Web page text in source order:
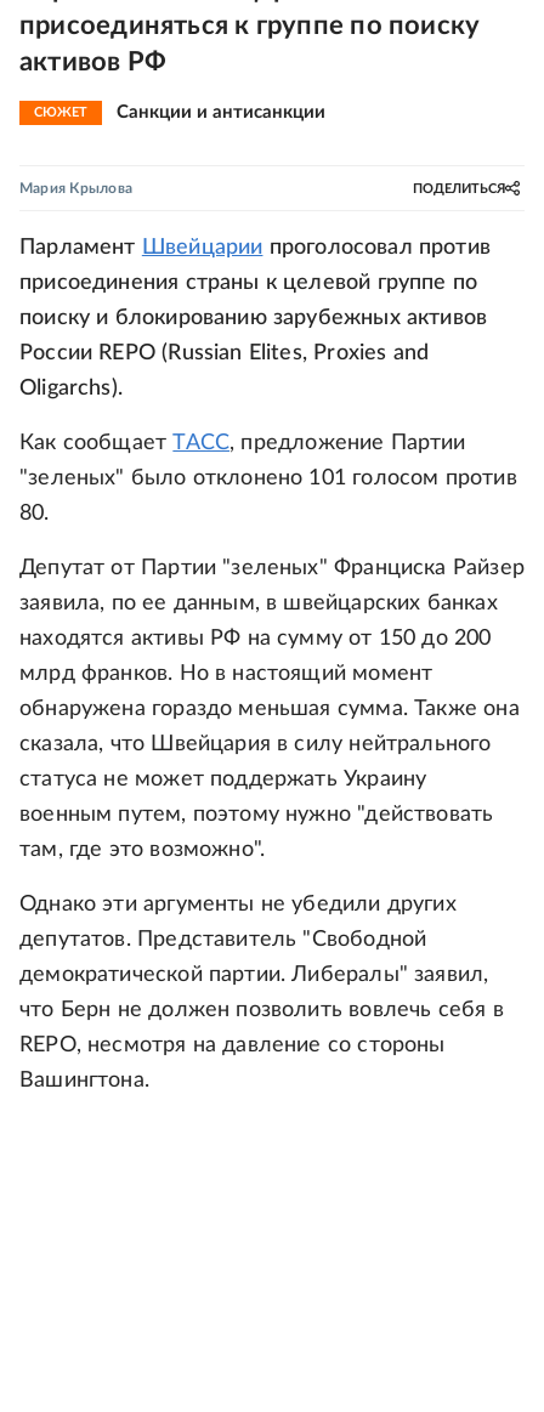
присоединяться к группе по поиску
активов РФ
СЮЖЕТ Санкции и антисанкции
Мария Крылова ПОДЕЛИТЬСЯ
Парламент Швейцарии проголосовал против
присоединения страны к целевой группе по
поиску и блокированию зарубежных активов
России REPO (Russian Elites, Proxies and
Oligarchs).
Как сообщаетТАСС, предложение Партии
"зеленых" было отклонено 101 голосом против
80.
Депутат от Партии "зеленых" Франциска Райзер
заявила, по ее данным, в швейцарских банках
находятся активы РФ на сумму от 150 до 200
млрд франков. Но в настоящий момент
обнаружена гораздо меньшая сумма. Также она
сказала, что Швейцария в силу нейтрального
статуса не может поддержать Украину
военным путем, поэтому нужно "действовать
там, где это возможно".
Однако эти аргументы не убедили других
депутатов. Представитель "Свободной
демократической партии. Либералы" заявил,
что Берн не должен позволить вовлечь себя в
REPO, несмотря на давление со стороны
Вашингтона.